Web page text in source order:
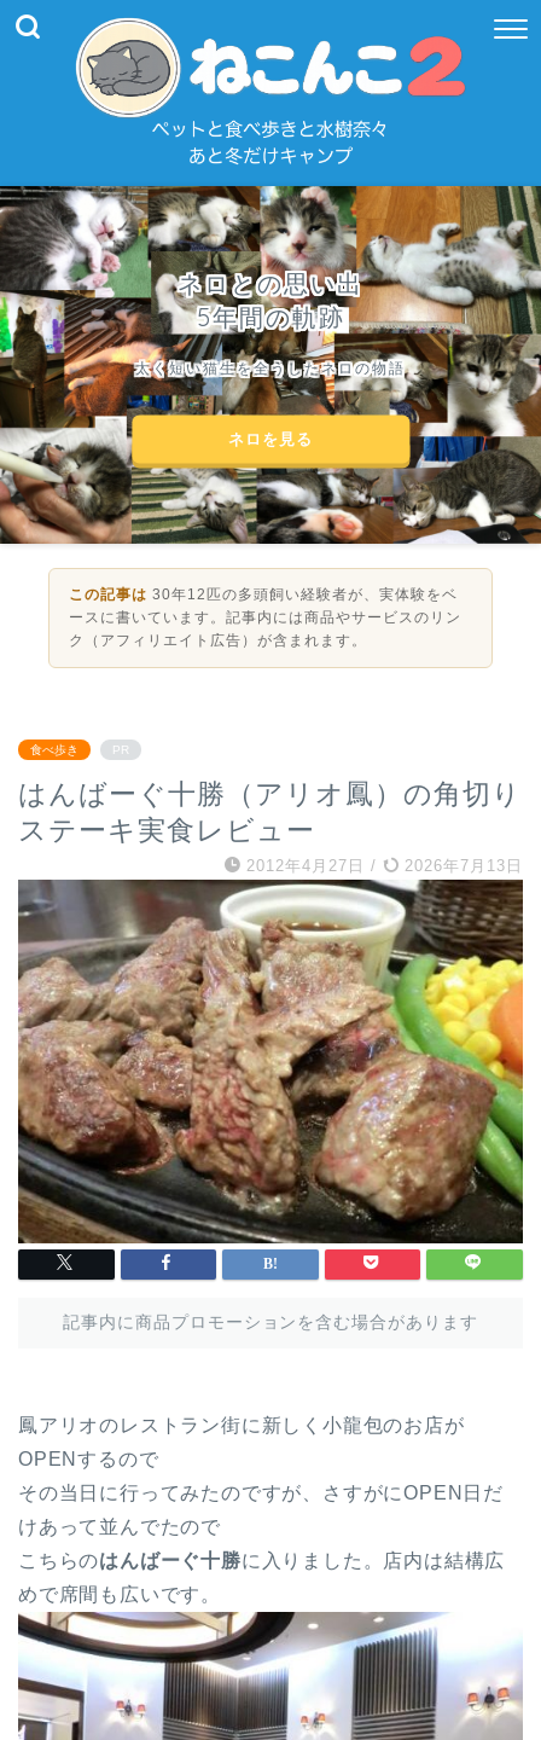
ネロとの思い出
5年間の軌跡
太く短い猫生を全うしたネロの物語
ネロを見る
この記事は 30年12匹の多頭飼い経験者が、実体験をベ
ースに書いています。記事内には商品やサービスのリン
ク（アフィリエイト広告）が含まれます。
食べ歩き PR
はんばーぐ十勝（アリオ鳳）の角切り
ステーキ実食レビュー
2012年4月27日 / 2026年7月13日
記事内に商品プロモーションを含む場合があります
鳳アリオのレストラン街に新しく小龍包のお店が
OPENするので
その当日に行ってみたのですが、さすがにOPEN日だ
けあって並んでたので
こちらのはんばーぐ十勝に入りました。店内は結構広
めで席間も広いです。